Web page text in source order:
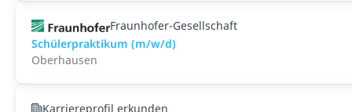
Fraunhofer-Gesellschaft
Schülerpraktikum (m/w/d)
Oberhausen
Karriereprofil erkunden